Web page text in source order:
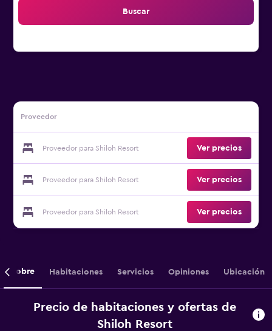
Buscar
Proveedor
Proveedor para Shiloh Resort Ver precios
Proveedor para Shiloh Resort Ver precios
Proveedor para Shiloh Resort Ver precios
Sobre Habitaciones Servicios Opiniones Ubicación
Precio de habitaciones y ofertas de
Shiloh Resort